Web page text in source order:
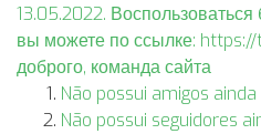
13.05.2022.
вы можете по ссылке:
доброго, команда сайта
Não possui amigos ainda
Não possui seguidores